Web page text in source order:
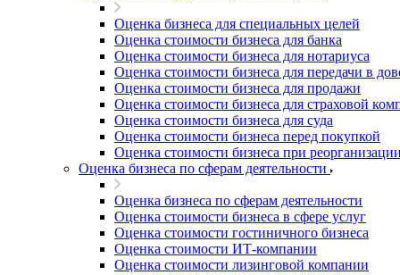
Оценка бизнеса для специальных целей
Оценка стоимости бизнеса для банка
Оценка стоимости бизнеса для нотариуса
Оценка стоимости бизнеса для передачи в
Оценка стоимости бизнеса для продажи
Оценка стоимости бизнеса для страховой
Оценка стоимости бизнеса для суда
Оценка стоимости бизнеса перед покупкой
Оценка стоимости бизнеса при реорганизации
Оценка бизнеса по сферам деятельности
Оценка бизнеса по сферам деятельности
Оценка стоимости бизнеса в сфере услуг
Оценка стоимости гостиничного бизнеса
Оценка стоимости ИТ-компании
Оценка стоимости лизинговой компании
Борисоглебск
Боровичи
Братск
Бронницы
Брянск
Бугульма
Бугуруслан
Бузулук
Буйнакск
Бутурлиновка
Валдай
Валуйки